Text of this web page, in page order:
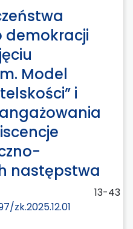
demokracji
Model
i
następstwa
13-43
zk.2025.12.01